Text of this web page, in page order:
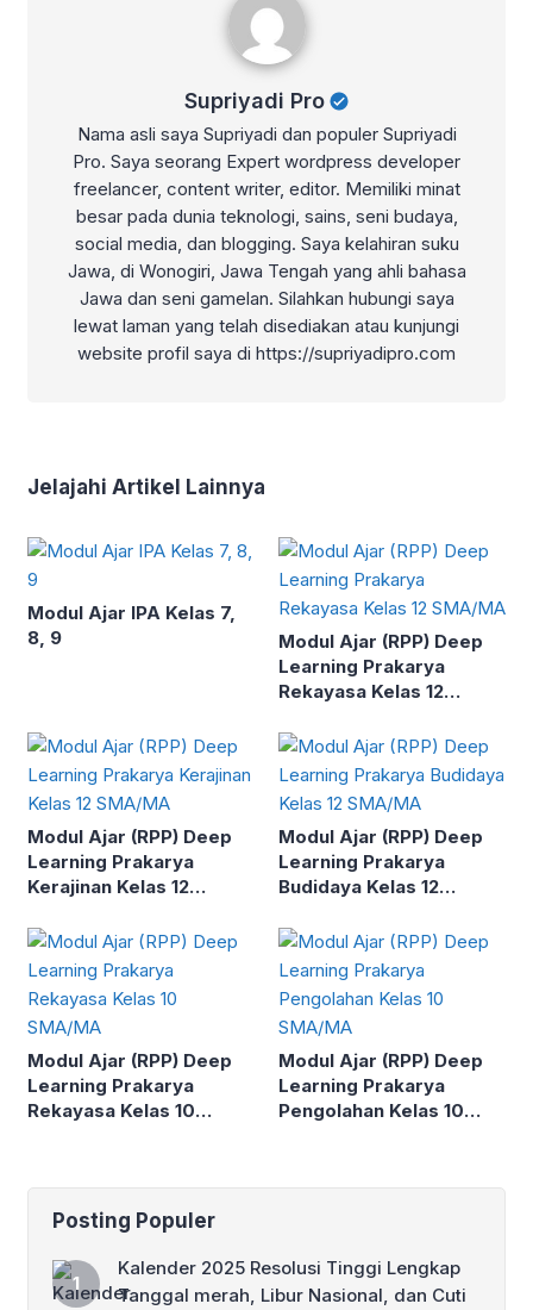
Supriyadi Pro
Nama asli saya Supriyadi dan populer Supriyadi
Pro. Saya seorang Expert wordpress developer
freelancer, content writer, editor. Memiliki minat
besar pada dunia teknologi, sains, seni budaya,
social media, dan blogging. Saya kelahiran suku
Jawa, di Wonogiri, Jawa Tengah yang ahli bahasa
Jawa dan seni gamelan. Silahkan hubungi saya
lewat laman yang telah disediakan atau kunjungi
website profil saya di https://supriyadipro.com
Jelajahi Artikel Lainnya
Modul Ajar IPA Kelas 7,
8, 9
Modul Ajar (RPP) Deep
Learning Prakarya
Rekayasa Kelas 12
Modul Ajar (RPP) Deep
Learning Prakarya
Kerajinan Kelas 12
Modul Ajar (RPP) Deep
Learning Prakarya
Budidaya Kelas 12
Modul Ajar (RPP) Deep
Learning Prakarya
Rekayasa Kelas 10
Modul Ajar (RPP) Deep
Learning Prakarya
Pengolahan Kelas 10
Posting Populer
Kalender 2025 Resolusi Tinggi Lengkap
Tanggal merah, Libur Nasional, dan Cuti